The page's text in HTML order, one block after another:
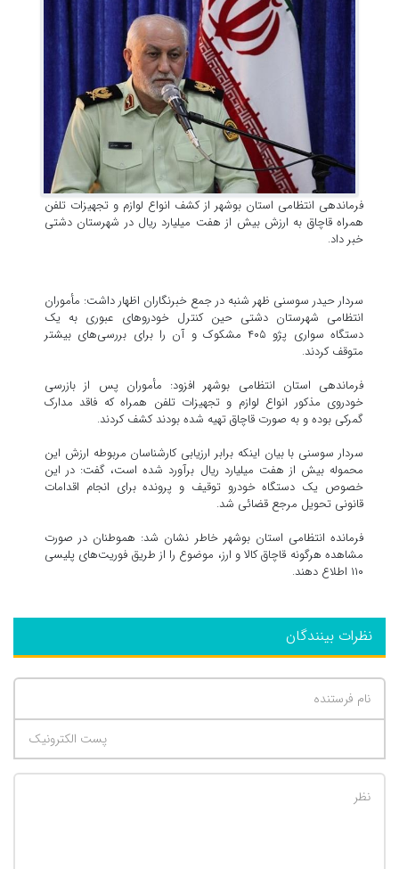
فرماندهی انتظامی استان بوشهر از کشف انواع لوازم و تجهیزات تلفن
همراه قاچاق به ارزش بیش از هفت میلیارد ریال در شهرستان دشتی
خبر داد.
سردار حیدر سوسنی ظهر شنبه در جمع خبرنگاران اظهار داشت: مأموران
انتظامی شهرستان دشتی حین کنترل خودروهای عبوری به یک
دستگاه سواری پژو ۴۰۵ مشکوک و آن را برای بررسی‌های بیشتر
متوقف کردند.
فرماندهی استان انتظامی بوشهر افزود: مأموران پس از بازرسی
خودروی مذکور انواع لوازم و تجهیزات تلفن همراه که فاقد مدارک
گمرکی بوده و به صورت قاچاق تهیه شده بودند کشف کردند.
سردار سوسنی با بیان اینکه برابر ارزیابی کارشناسان مربوطه ارزش این
محموله بیش از هفت میلیارد ریال برآورد شده است، گفت: در این
خصوص یک دستگاه خودرو توقیف و پرونده برای انجام اقدامات
قانونی تحویل مرجع قضائی شد.
فرمانده انتظامی استان بوشهر خاطر نشان شد: هموطنان در صورت
مشاهده هرگونه قاچاق کالا و ارز، موضوع را از طریق فوریت‌های پلیسی
۱۱۰ اطلاع دهند.
نظرات بینندگان